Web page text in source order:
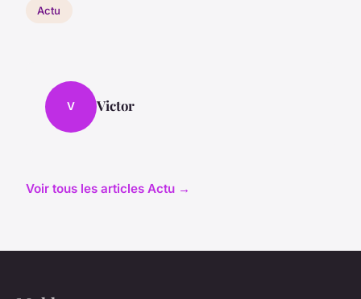
Actu
V Victor
Voir tous les articles Actu →